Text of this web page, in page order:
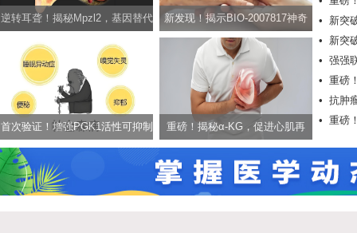
逆转耳聋！揭秘Mpzl2，基因替代
疗法有望治疗非综合征型耳聋
新发现！揭示BIO-2007817神奇
效果，拒绝帕金森年轻化
首次验证！增强PGK1活性可抑制
帕金森，助力告别颤抖人生
重磅！揭秘α-KG，促进心肌再
视
• 新突
• 新突
髓损伤
• 强强
• 重磅
• 抗肿
癌治疗
• 重磅